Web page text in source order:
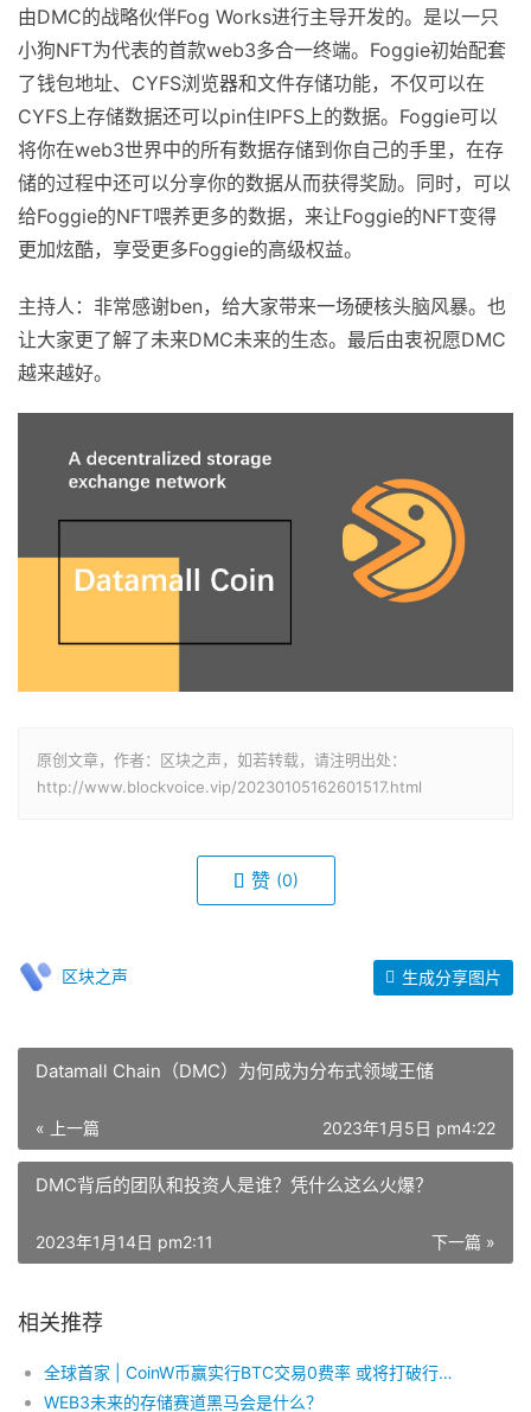
由DMC的战略伙伴Fog Works进行主导开发的。是以一只
小狗NFT为代表的首款web3多合一终端。Foggie初始配套
了钱包地址、CYFS浏览器和文件存储功能，不仅可以在
CYFS上存储数据还可以pin住IPFS上的数据。Foggie可以
将你在web3世界中的所有数据存储到你自己的手里，在存
储的过程中还可以分享你的数据从而获得奖励。同时，可以
给Foggie的NFT喂养更多的数据，来让Foggie的NFT变得
更加炫酷，享受更多Foggie的高级权益。
主持人：非常感谢ben，给大家带来一场硬核头脑风暴。也
让大家更了解了未来DMC未来的生态。最后由衷祝愿DMC
越来越好。
原创文章，作者：区块之声，如若转载，请注明出处：
http://www.blockvoice.vip/20230105162601517.html
赞 (0)
区块之声 生成分享图片
Datamall Chain（DMC）为何成为分布式领域王储
« 上一篇 2023年1月5日 pm4:22
DMC背后的团队和投资人是谁？凭什么这么火爆？
下一篇 »
2023年1月14日 pm2:11
相关推荐
全球首家 | CoinW币赢实行BTC交易0费率 或将打破行业现状
WEB3未来的存储赛道黑马会是什么？